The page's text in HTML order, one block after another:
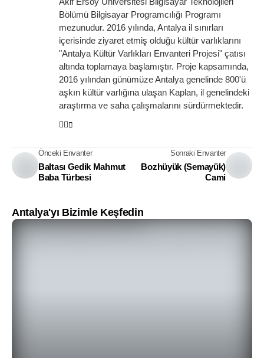
Bölümü Bilgisayar Programcılığı Programı
mezunudur. 2016 yılında, Antalya il sınırları
içerisinde ziyaret etmiş olduğu kültür varlıklarını
"Antalya Kültür Varlıkları Envanteri Projesi" çatısı
altında toplamaya başlamıştır. Proje kapsamında,
2016 yılından günümüze Antalya genelinde 800'ü
aşkın kültür varlığına ulaşan Kaplan, il genelindeki
araştırma ve saha çalışmalarını sürdürmektedir.
Önceki Envanter
Baltası Gedik Mahmut
Baba Türbesi
Sonraki Envanter
Bozhüyük (Semayük)
Cami
Antalya'yı Bizimle Keşfedin